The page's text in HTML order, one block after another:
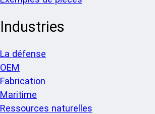
Industries
La défense
OEM
Fabrication
Maritime
Ressources naturelles